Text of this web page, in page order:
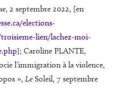
, 2 septembre 2022, [en
elections-
lien/lachez-moi-
]; Caroline PLANTE,
l’immigration à la violence,
», Le Soleil, 7 septembre